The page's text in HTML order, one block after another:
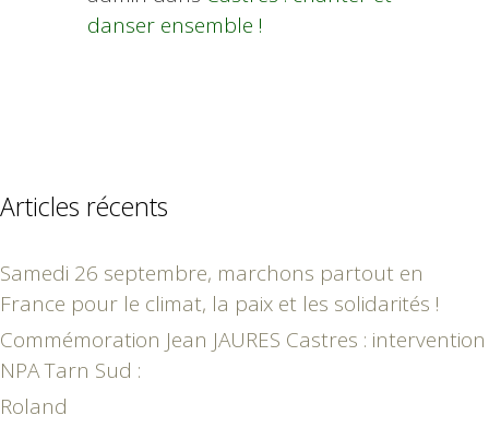
danser ensemble !
Articles récents
Samedi 26 septembre, marchons partout en
France pour le climat, la paix et les solidarités !
Commémoration Jean JAURES Castres : intervention
NPA Tarn Sud :
Roland